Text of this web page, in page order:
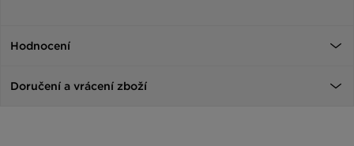
Hodnocení
Doručení a vrácení zboží